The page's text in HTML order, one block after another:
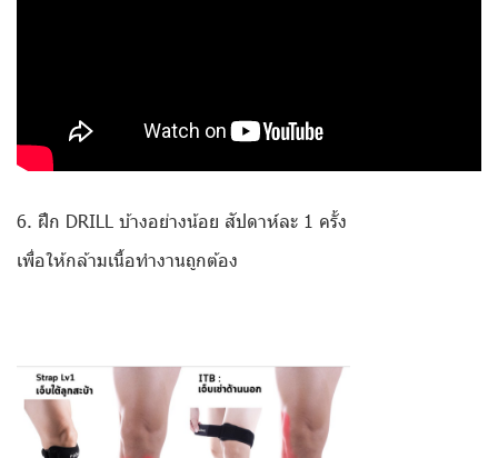
6. ฝึก DRILL บ้างอย่างน้อย สัปดาห์ละ 1 ครั้ง
เพื่อให้กล้ามเนื้อทำงานถูกต้อง